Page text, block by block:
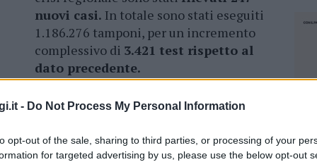
- Do Not Process My Personal Information
opt-out of the sale, sharing to third parties, or processing of your
for targeted advertising by us, please use the below opt-out
nuovi casi. In totale sono stati eseguiti
1.186.276 tamponi, per un incremento
complessivo di 3.421 test rispetto al
dato precedente.
in tutto). Sono invece 370 (+5) le
in ospedale in reparti non intensivi, mentre
. Le persone in isolamento
sono complessivamente 36.030 (+389).